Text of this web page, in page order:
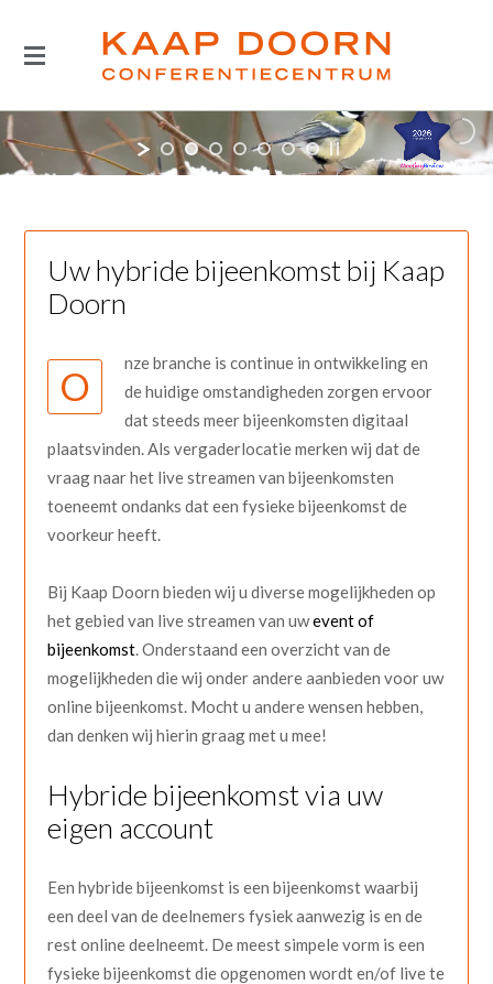
Uw hybride bijeenkomst bij Kaap
Doorn
O
nze branche is continue in ontwikkeling en
de huidige omstandigheden zorgen ervoor
dat steeds meer bijeenkomsten digitaal
plaatsvinden. Als vergaderlocatie merken wij dat de
vraag naar het live streamen van bijeenkomsten
toeneemt ondanks dat een fysieke bijeenkomst de
voorkeur heeft.
Bij Kaap Doorn bieden wij u diverse mogelijkheden op
het gebied van live streamen van uwevent of
bijeenkomst. Onderstaand een overzicht van de
mogelijkheden die wij onder andere aanbieden voor uw
online bijeenkomst. Mocht u andere wensen hebben,
dan denken wij hierin graag met u mee!
Hybride bijeenkomst via uw
eigen account
Een hybride bijeenkomst is een bijeenkomst waarbij
een deel van de deelnemers fysiek aanwezig is en de
rest online deelneemt. De meest simpele vorm is een
fysieke bijeenkomst die opgenomen wordt en/of live te